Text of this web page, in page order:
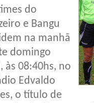
do
e Bangu
na manhã
domingo
às 08:40hs, no
Edvaldo
o título de